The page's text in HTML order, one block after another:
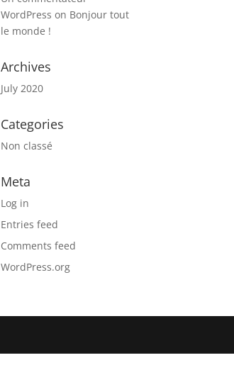
WordPress on Bonjour tout
le monde !
Archives
July 2020
Categories
Non classé
Meta
Log in
Entries feed
Comments feed
WordPress.org